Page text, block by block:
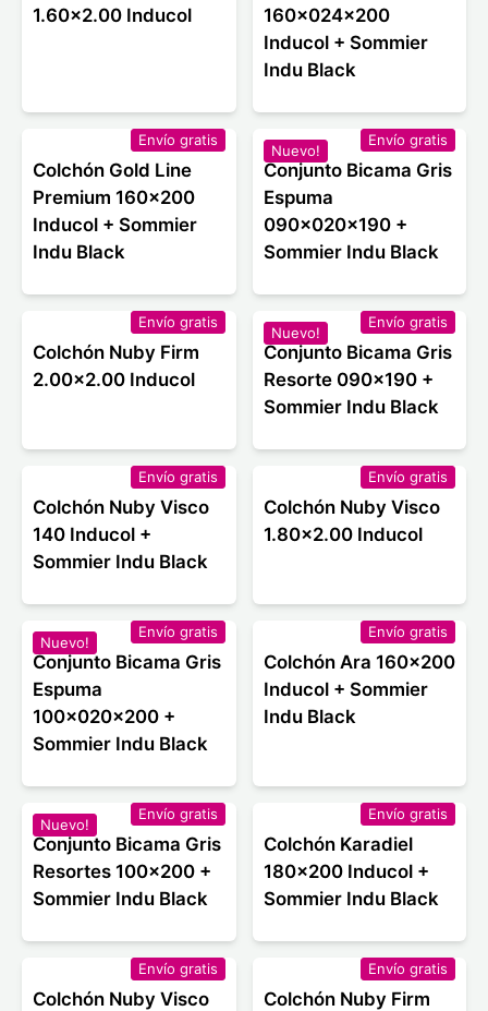
1.60x2.00 Inducol
160x024x200
Inducol + Sommier
Indu Black
Envío gratis
Colchón Gold Line
Premium 160x200
Inducol + Sommier
Indu Black
Nuevo!
Envío gratis
Conjunto Bicama Gris
Espuma
090x020x190 +
Sommier Indu Black
Envío gratis
Colchón Nuby Firm
2.00x2.00 Inducol
Nuevo!
Envío gratis
Conjunto Bicama Gris
Resorte 090x190 +
Sommier Indu Black
Envío gratis
Colchón Nuby Visco
140 Inducol +
Sommier Indu Black
Envío gratis
Colchón Nuby Visco
1.80x2.00 Inducol
Nuevo!
Envío gratis
Conjunto Bicama Gris
Espuma
100x020x200 +
Sommier Indu Black
Envío gratis
Colchón Ara 160x200
Inducol + Sommier
Indu Black
Nuevo!
Envío gratis
Conjunto Bicama Gris
Resortes 100x200 +
Sommier Indu Black
Envío gratis
Colchón Karadiel
180x200 Inducol +
Sommier Indu Black
Envío gratis
Colchón Nuby Visco
Envío gratis
Colchón Nuby Firm